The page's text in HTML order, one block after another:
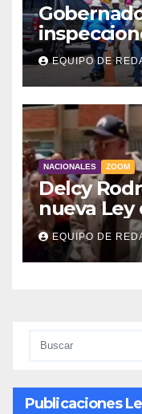
EQUIPO DE
NACIONALES ZOOM
Delcy
nueva
para
EQUIPO DE
Publicaciones